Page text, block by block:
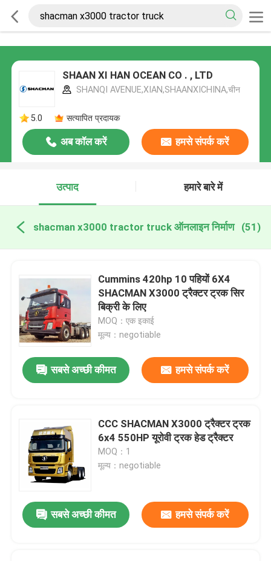
SHAAN XI HAN OCEAN CO . , LTD
SHANQI AVENUE,XIAN,SHAANXICHINA,चीन
5.0 सत्यापित प्रदायक
अब कॉल करें हमसे संपर्क करें
उत्पाद हमारे बारे में
shacman x3000 tractor truck ऑनलाइन निर्माण (51)
Cummins 420hp 10 पहियों 6X4
SHACMAN X3000 ट्रैक्टर ट्रक सिर
बिक्री के लिए
MOQ：एक इकाई
मूल्य：negotiable
सबसे अच्छी कीमत हमसे संपर्क करें
CCC SHACMAN X3000 ट्रैक्टर ट्रक
6x4 550HP यूरोवी ट्रक हेड ट्रैक्टर
MOQ：1
मूल्य：negotiable
सबसे अच्छी कीमत हमसे संपर्क करें